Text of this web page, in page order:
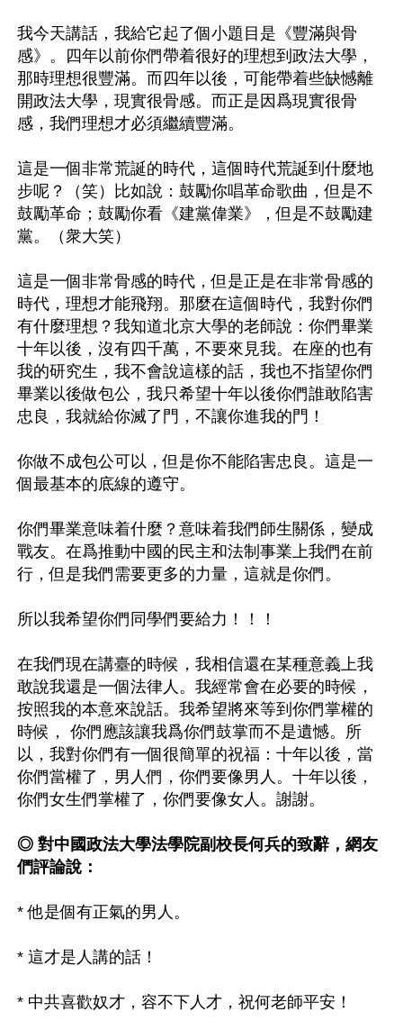
我今天講話，我給它起了個小題目是《豐滿與骨
感》。四年以前你們帶着很好的理想到政法大學，
那時理想很豐滿。而四年以後，可能帶着些缺憾離
開政法大學，現實很骨感。而正是因爲現實很骨
感，我們理想才必須繼續豐滿。
這是一個非常荒誕的時代，這個時代荒誕到什麼地
步呢？（笑）比如說：鼓勵你唱革命歌曲，但是不
鼓勵革命；鼓勵你看《建黨偉業》，但是不鼓勵建
黨。（衆大笑）
這是一個非常骨感的時代，但是正是在非常骨感的
時代，理想才能飛翔。那麼在這個時代，我對你們
有什麼理想？我知道北京大學的老師說：你們畢業
十年以後，沒有四千萬，不要來見我。在座的也有
我的研究生，我不會說這樣的話，我也不指望你們
畢業以後做包公，我只希望十年以後你們誰敢陷害
忠良，我就給你滅了門，不讓你進我的門！
你做不成包公可以，但是你不能陷害忠良。這是一
個最基本的底線的遵守。
你們畢業意味着什麼？意味着我們師生關係，變成
戰友。在爲推動中國的民主和法制事業上我們在前
行，但是我們需要更多的力量，這就是你們。
所以我希望你們同學們要給力！！！
在我們現在講臺的時候，我相信還在某種意義上我
敢說我還是一個法律人。我經常會在必要的時候，
按照我的本意來說話。我希望將來等到你們掌權的
時候， 你們應該讓我爲你們鼓掌而不是遺憾。所
以，我對你們有一個很簡單的祝福：十年以後，當
你們當權了，男人們，你們要像男人。十年以後，
你們女生們掌權了，你們要像女人。謝謝。
◎ 對中國政法大學法學院副校長何兵的致辭，網友
們評論說：
* 他是個有正氣的男人。
* 這才是人講的話！
* 中共喜歡奴才，容不下人才，祝何老師平安！